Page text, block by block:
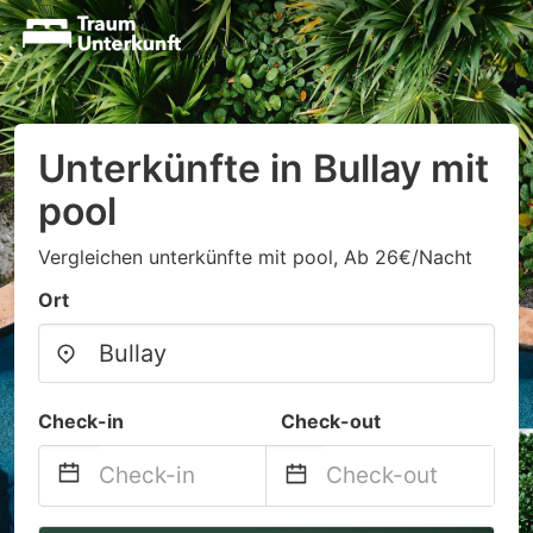
Unterkünfte in Bullay mit
pool
Vergleichen unterkünfte mit pool, Ab 26€/Nacht
Ort
Check-in Check-out
Navigate
Navigate